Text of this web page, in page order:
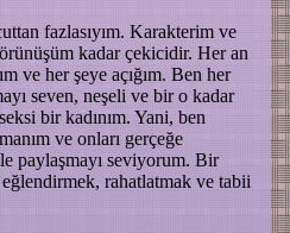
fazlasıyım. Karakterim ve
kadar çekicidir. Her an
ve her şeye açığım. Ben her
seven, neşeli ve bir o kadar
bir kadınım. Yani, ben
ve onları gerçeğe
paylaşmayı seviyorum. Bir
rahatlatmak ve tabii